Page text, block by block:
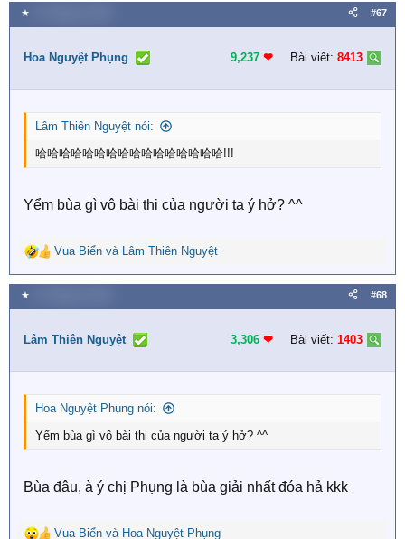
a
c
i
n
★ #67
Hoa Nguyệt Phụng 9,237 ❤︎ Bài viết: 8413
Lâm Thiên Nguyệt nói:
哈哈哈哈哈哈哈哈哈哈哈哈哈哈哈哈!!!
Yểm bùa gì vô bài thi của người ta ý hở? ^^
R
e
a
c
i
n
Vua Biển và Lâm Thiên Nguyệt
★ #68
Lâm Thiên Nguyệt 3,306 ❤︎ Bài viết: 1403
Hoa Nguyệt Phụng nói:
Yểm bùa gì vô bài thi của người ta ý hở? ^^
Bùa đâu, à ý chị Phụng là bùa giải nhất đóa hả kkk
Vua Biển và Hoa Nguyệt Phụng